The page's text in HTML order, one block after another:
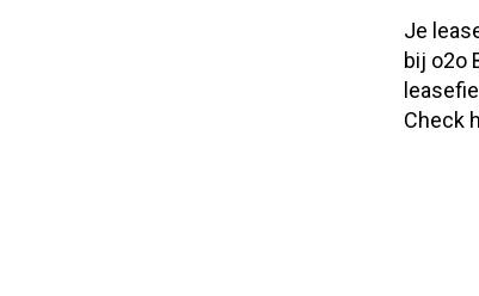
Je
bij o2o
Check